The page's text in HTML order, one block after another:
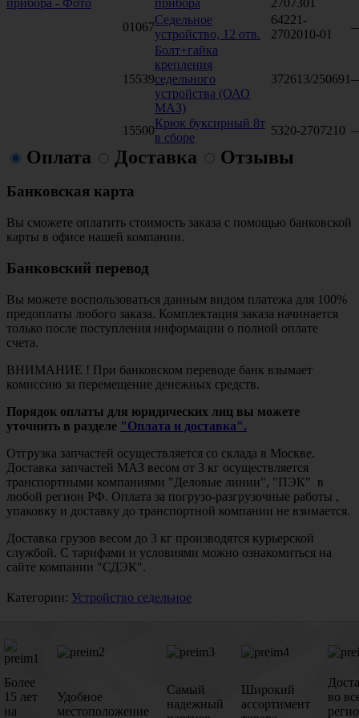
01067
Седельное
устройство, 12 отв.
64221-
2702010-01
15539
Болт+гайка
крепления
седельного
устройства (ОАО
МАЗ)
372613/250691
15500
Крюк буксирный 8т
в сборе
5320-2707210
Оплата Доставка Отзывы
Банковская карта
Вы сможете оплатить стоимость заказа с помощью банковской
карты в офисе нашей компании.
Банковский перевод
Вы можете воспользоваться данным видом платежа для 100%
предоплаты любого заказа. Комплектация заказа начинается
только после поступления информации о полной оплате
счета.
ВНИМАНИЕ ! При банковском переводе банк взымает
комиссию за перемещение денежных средств.
Порядок оплаты для юридических лиц вы можете
уточнить в разделе "Оплата и доставка".
Отгрузка запчастей осуществляется со склада в Москве.
Доставка запчастей МАЗ весом от 3 кг осуществляется
транспортными компаниями "Деловые линии", "ПЭК" в
любой регион РФ. Оплата за погрузо-разгрузочные работы ,
упаковку и доставку до транспортной компании не взимается.
Доставка грузов весом до 3 кг производятся курьерской
службой. С тарифами и условиями можно ознакомиться на
сайте компании "СДЭК".
Категории: Устройство седельное
Более
15 лет
на
Удобное
местоположение
Самый
надежный
Широкий
ассортимент
во